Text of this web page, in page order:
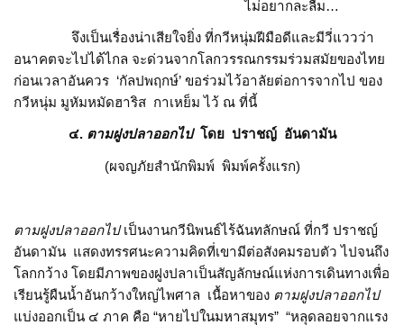
ไม่อยากละลืม…
จึงเป็นเรื่องน่าเสียใจยิ่ง ที่กวีหนุ่มฝีมือดีและมีวี่แววว่า
อนาคตจะไปได้ไกล จะด่วนจากโลกวรรณกรรมร่วมสมัยของไทย
ก่อนเวลาอันควร ‘กัลปพฤกษ์’ ขอร่วมไว้อาลัยต่อการจากไป ของ
กวีหนุ่ม มูหัมหมัดฮาริส กาเหย็ม ไว้ ณ ที่นี้
๔. ตามฝูงปลาออกไปโดย ปราชญ์ อันดามัน
(ผจญภัยสำนักพิมพ์ พิมพ์ครั้งแรก)
ตามฝูงปลาออกไปเป็นงานกวีนิพนธ์ไร้ฉันทลักษณ์ ที่กวี ปราชญ์
อันดามัน แสดงทรรศนะความคิดที่เขามีต่อสังคมรอบตัว ไปจนถึง
โลกกว้าง โดยมีภาพของฝูงปลาเป็นสัญลักษณ์แห่งการเดินทางเพื่อ
เรียนรู้ผืนน้ำอันกว้างใหญ่ไพศาล เนื้อหาของ ตามฝูงปลาออกไป
แบ่งออกเป็น ๔ ภาค คือ “หายไปในมหาสมุทร” “หลุดลอยจากแรง